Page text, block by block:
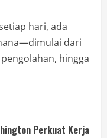
hari, ada
dari
hingga
Perkuat Kerja